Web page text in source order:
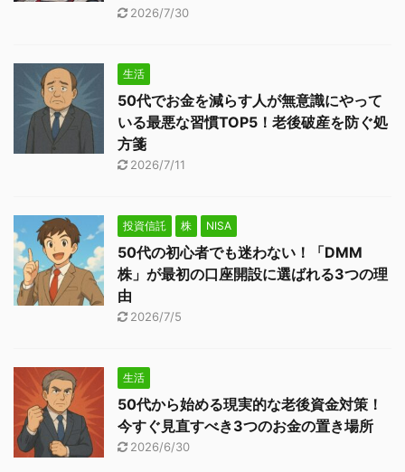
2026/7/30
生活
50代でお金を減らす人が無意識にやって
いる最悪な習慣TOP5！老後破産を防ぐ処
方箋
2026/7/11
投資信託 株 NISA
50代の初心者でも迷わない！「DMM
株」が最初の口座開設に選ばれる3つの理
由
2026/7/5
生活
50代から始める現実的な老後資金対策！
今すぐ見直すべき3つのお金の置き場所
2026/6/30